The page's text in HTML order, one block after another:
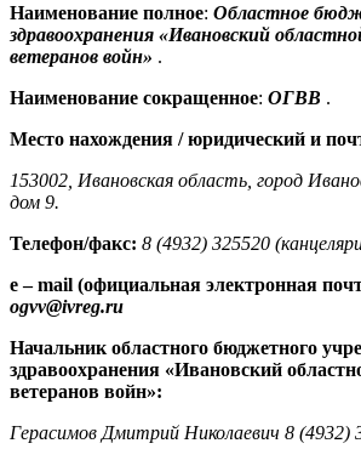
Наименование полное: Областное
здравоохранения «Ивановский
ветеранов войн» .
Наименование сокращенное: ОГВВ .
Место нахождения / юридический и
153002, Ивановская область, город
дом 9.
Телефон/факс: 8 (4932) 325520
e – mail (официальная электронная
ogvv@ivreg.ru
Начальник областного бюджетного
здравоохранения «Ивановский
ветеранов войн»:
Герасимов Дмитрий Николаевич 8 (4932)